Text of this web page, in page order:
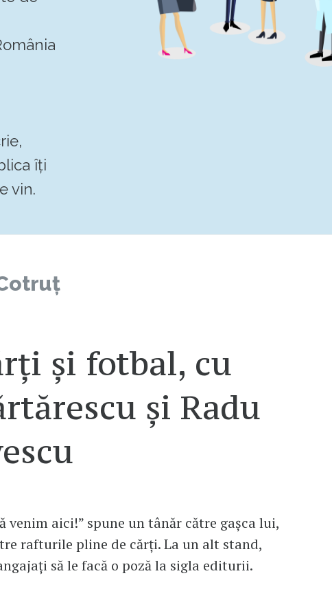
îți
vin.
și fotbal, cu
și Radu
venim aici!” spune un tânăr către gașca lui,
rafturile pline de cărți. La un alt stand,
să le facă o poză la sigla editurii.